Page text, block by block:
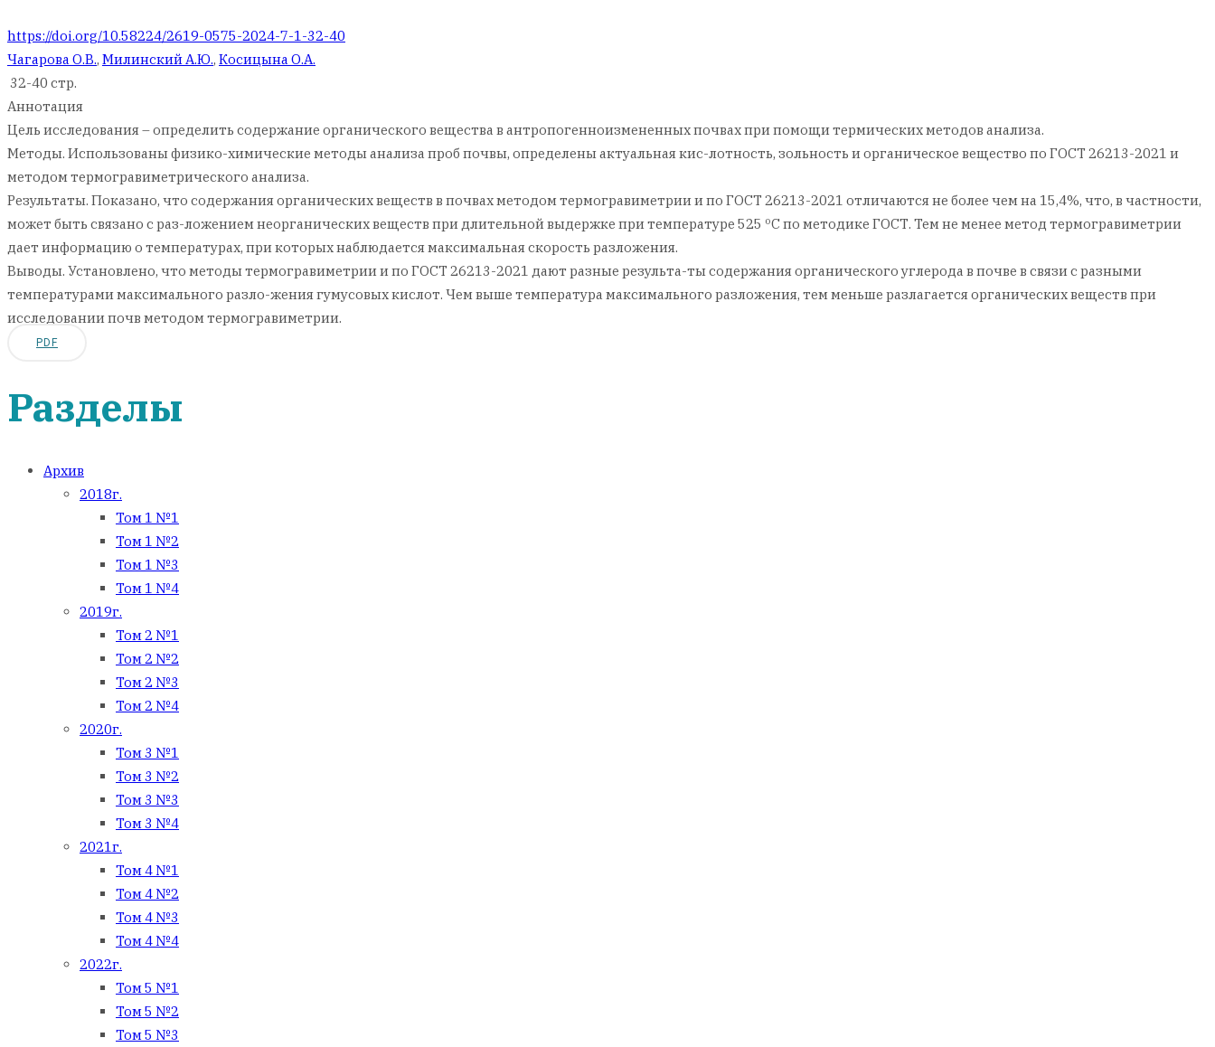
https://doi.org/10.58224/2619-0575-2024-7-1-32-40
Чагарова О.В., Милинский А.Ю., Косицына О.А.
32-40 стр.
Аннотация
Цель исследования – определить содержание органического вещества в антропогенноизмененных почвах при помощи термических методов анализа.
Методы. Использованы физико-химические методы анализа проб почвы, определены актуальная кис-лотность, зольность и органическое вещество по ГОСТ 26213-2021 и
методом термогравиметрического анализа.
Результаты. Показано, что содержания органических веществ в почвах методом термогравиметрии и по ГОСТ 26213-2021 отличаются не более чем на 15,4%, что, в частности,
может быть связано с раз-ложением неорганических веществ при длительной выдержке при температуре 525 ºС по методике ГОСТ. Тем не менее метод термогравиметрии
дает информацию о температурах, при которых наблюдается максимальная скорость разложения.
Выводы. Установлено, что методы термогравиметрии и по ГОСТ 26213-2021 дают разные результа-ты содержания органического углерода в почве в связи с разными
температурами максимального разло-жения гумусовых кислот. Чем выше температура максимального разложения, тем меньше разлагается органических веществ при
исследовании почв методом термогравиметрии.
PDF
Разделы
Архив
2018г.
Том 1 №1
Том 1 №2
Том 1 №3
Том 1 №4
2019г.
Том 2 №1
Том 2 №2
Том 2 №3
Том 2 №4
2020г.
Том 3 №1
Том 3 №2
Том 3 №3
Том 3 №4
2021г.
Том 4 №1
Том 4 №2
Том 4 №3
Том 4 №4
2022г.
Том 5 №1
Том 5 №2
Том 5 №3